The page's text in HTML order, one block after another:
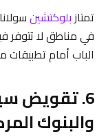
تمتاز بلوكتشين
في مناطق لا تتوفر
الباب أمام تطبيقات
6. تقويض
والبنوك